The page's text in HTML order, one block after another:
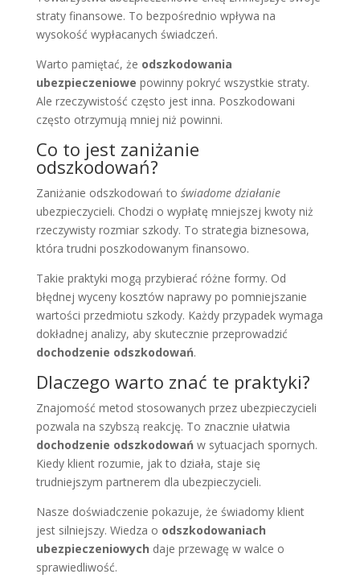
straty finansowe. To bezpośrednio wpływa na
wysokość wypłacanych świadczeń.
Warto pamiętać, że odszkodowania
ubezpieczeniowe powinny pokryć wszystkie straty.
Ale rzeczywistość często jest inna. Poszkodowani
często otrzymują mniej niż powinni.
Co to jest zaniżanie
odszkodowań?
Zaniżanie odszkodowań to świadome działanie
ubezpieczycieli. Chodzi o wypłatę mniejszej kwoty niż
rzeczywisty rozmiar szkody. To strategia biznesowa,
która trudni poszkodowanym finansowo.
Takie praktyki mogą przybierać różne formy. Od
błędnej wyceny kosztów naprawy po pomniejszanie
wartości przedmiotu szkody. Każdy przypadek wymaga
dokładnej analizy, aby skutecznie przeprowadzić
dochodzenie odszkodowań.
Dlaczego warto znać te praktyki?
Znajomość metod stosowanych przez ubezpieczycieli
pozwala na szybszą reakcję. To znacznie ułatwia
dochodzenie odszkodowańw sytuacjach spornych.
Kiedy klient rozumie, jak to działa, staje się
trudniejszym partnerem dla ubezpieczycieli.
Nasze doświadczenie pokazuje, że świadomy klient
jest silniejszy. Wiedza o odszkodowaniach
ubezpieczeniowych daje przewagę w walce o
sprawiedliwość.